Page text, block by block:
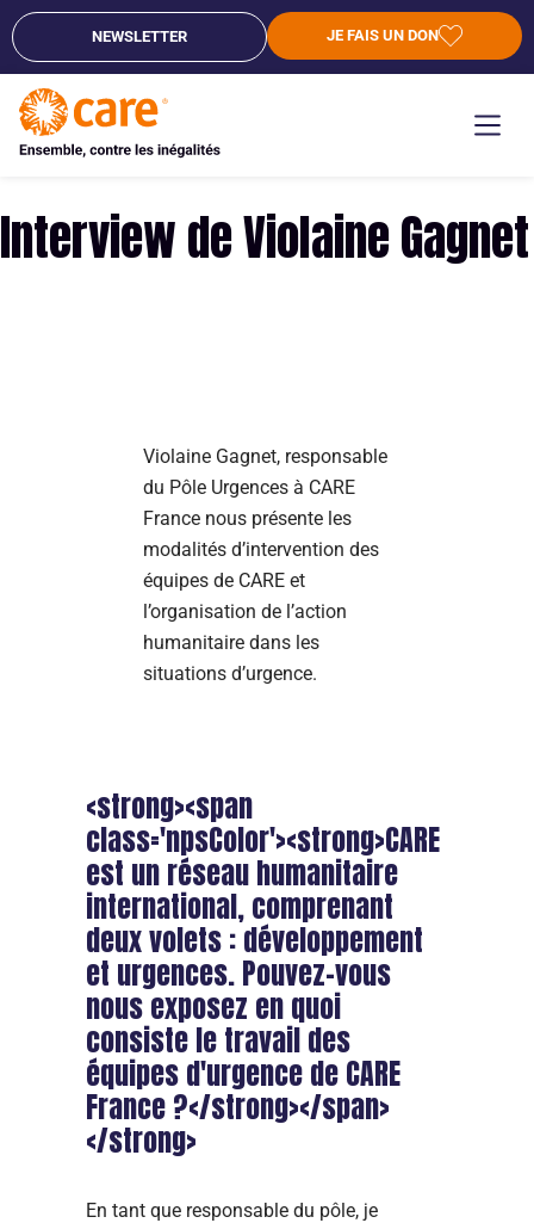
NEWSLETTER JE FAIS UN DON
Interview de Violaine Gagnet
Violaine Gagnet, responsable
du Pôle Urgences à CARE
France nous présente les
modalités d’intervention des
équipes de CARE et
l’organisation de l’action
humanitaire dans les
situations d’urgence.
<strong><span
class='npsColor'><strong>CARE
est un réseau humanitaire
international, comprenant
deux volets : développement
et urgences. Pouvez-vous
nous exposez en quoi
consiste le travail des
équipes d'urgence de CARE
France ?</strong></span>
</strong>
En tant que responsable du pôle, je